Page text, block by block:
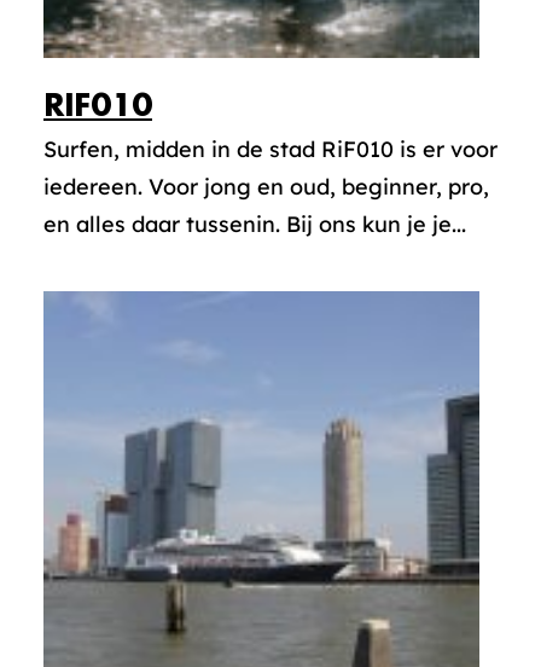
RIF010
Surfen, midden in de stad RiF010 is er voor
iedereen. Voor jong en oud, beginner, pro,
en alles daar tussenin. Bij ons kun je je...